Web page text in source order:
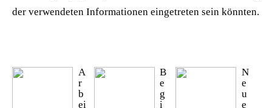
der verwendeten Informationen eingetreten sein könnten.
A
r
b
ei
B
e
g
i
N
e
u
e